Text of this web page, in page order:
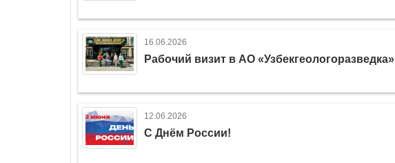
16.06.2026
Рабочий визит в АО «Узбекгеологоразведка»
12.06.2026
С Днём России!